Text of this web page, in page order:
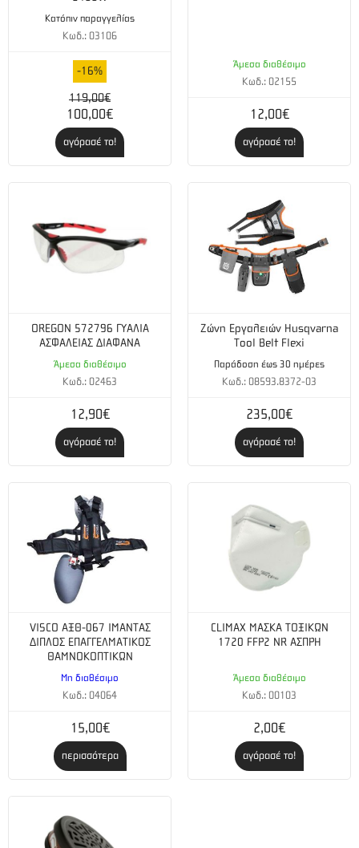
Κατόπιν παραγγελίας
Κωδ.: 03106
-16%
119,00€
100,00€
αγόρασέ το!
Άμεσα διαθέσιμο
Κωδ.: 02155
12,00€
αγόρασέ το!
OREGON 572796 ΓΥΑΛΙΑ
ΑΣΦΑΛΕΙΑΣ ΔΙΑΦΑΝΑ
Άμεσα διαθέσιμο
Κωδ.: 02463
12,90€
αγόρασέ το!
Ζώνη Εργαλειών Husqvarna
Tool Belt Flexi
Παράδοση έως 30 ημέρες
Κωδ.: 08593.8372-03
235,00€
αγόρασέ το!
VISCO ΑΞΘ-067 ΙΜΑΝΤΑΣ
ΔΙΠΛΟΣ ΕΠΑΓΓΕΛΜΑΤΙΚΟΣ
ΘΑΜΝΟΚΟΠΤΙΚΩΝ
Μη διαθέσιμο
Κωδ.: 04064
15,00€
περισσότερα
CLIMAX ΜΑΣΚΑ ΤΟΞΙΚΩΝ
1720 FFP2 NR ΑΣΠΡΗ
Άμεσα διαθέσιμο
Κωδ.: 00103
2,00€
αγόρασέ το!